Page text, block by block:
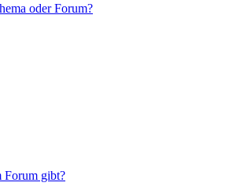
oder Forum?
Forum gibt?